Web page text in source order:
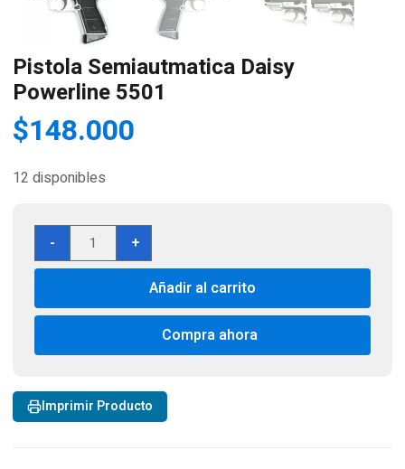
Pistola Semiautmatica Daisy
Powerline 5501
$148.000
12 disponibles
-
Pistola
Semiautmatica
Daisy
5501
+
Añadir al carrito
Compra ahora
Imprimir Producto